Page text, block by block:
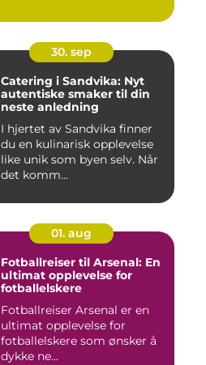
30. sep
Catering i Sandvika: Nyt
autentiske smaker til din
neste anledning
I hjertet av Sandvika finner
du en kulinarisk opplevelse
like unik som byen selv. Når
det komm...
01. aug
Fotballreiser til Arsenal: En
ultimat opplevelse for
fotballelskere
Fotballreiser Arsenal er en
ultimat opplevelse for
fotballelskere som ønsker å
dykke ne...